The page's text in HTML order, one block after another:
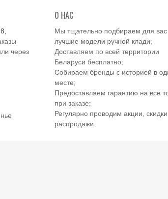
через
О НАС
Мы тщательно подбираем для вас
лучшие модели ручной клади;
Доставляем по всей территории
Беларуси бесплатно;
Собираем бренды с историей в
месте;
Предоставляем гарантию на все
при заказе;
Регулярно проводим акции,
распродажи.